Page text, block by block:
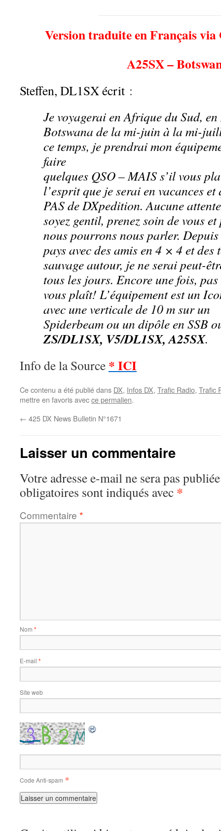
Version traduite en Français via
A25SX –
Steffen, DL1SX écrit :
Je voyagerai en Afrique du Sud,
Botswana de la mi-juin à la mi-
ce temps, je prendrai mon
faire
quelques QSO – MAIS s’il vous
l’esprit que je serai en vacances et
PAS de DXpedition. Aucune
soyez gentil, prenez soin de vous
nous pourrons nous parler. Depuis
pays avec des amis en 4 × 4 et des
sauvage autour, je ne serai peut-
tous les jours. Encore une fois, pas
vous plaît! L’équipement est un
avec une verticale de 10 m sur un
Spiderbeam ou un dipôle en SSB
ZS/DL1SX, V5/DL1SX, A25SX.
Info de la Source * ICI
Ce contenu a été publié dans DX, Infos DX, Trafic Radio, Trafic
mettre en favoris avecce permalien.
← 425 DX News Bulletin N°1671
Laisser un commentaire
Votre adresse e-mail ne sera pas
obligatoires sont indiqués avec *
Commentaire *
Nom *
E-mail *
Site web
Code Anti-spam *